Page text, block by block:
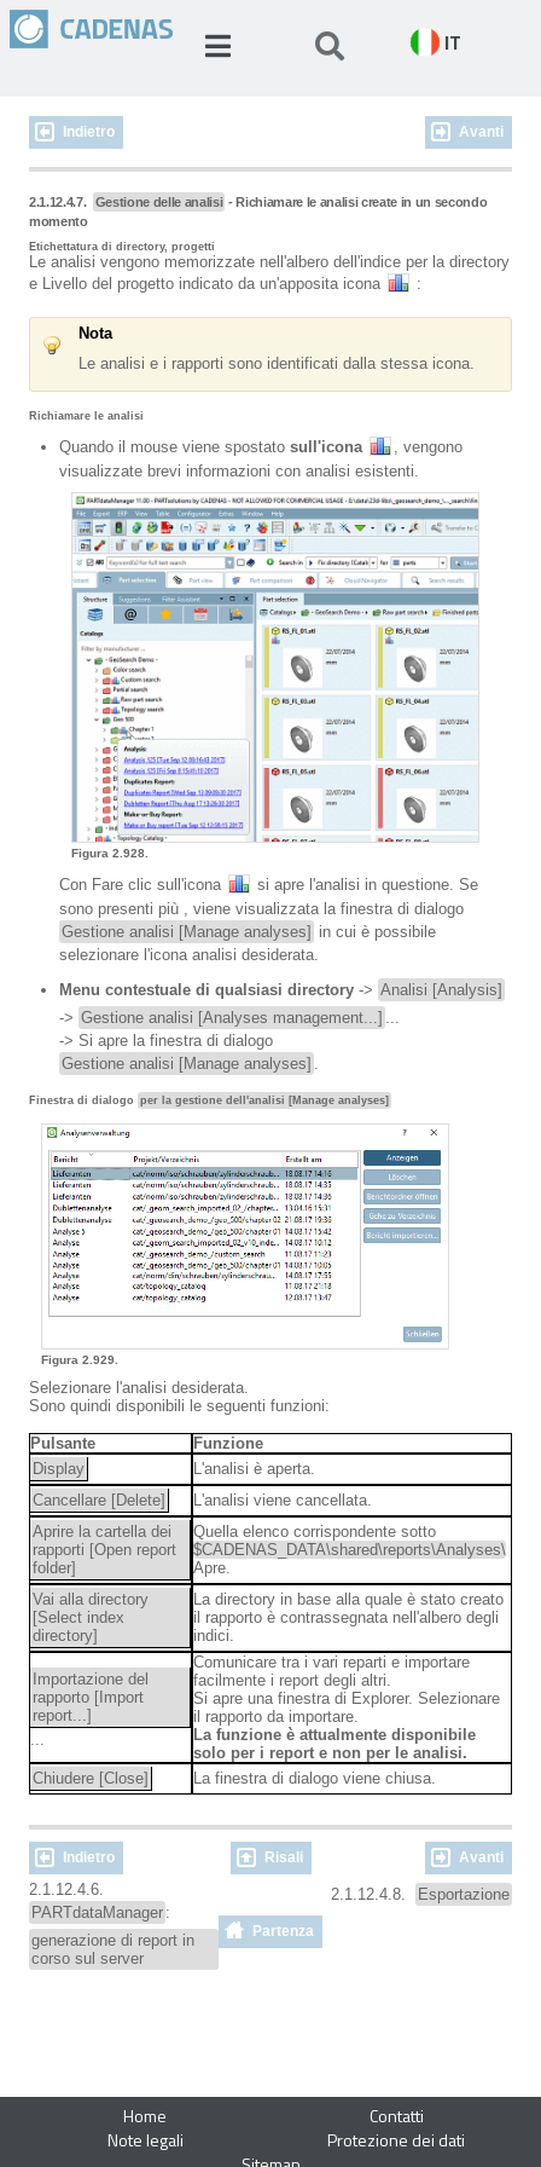
IT
Indietro Avanti
2.1.12.4.7. Gestione delle analisi - Richiamare le analisi create in un secondo
momento
Etichettatura di directory, progetti
Le analisi vengono memorizzate nell'albero dell'indice per la directory
e Livello del progetto indicato da un'apposita icona
:
Nota
Le analisi e i rapporti sono identificati dalla stessa icona.
Richiamare le analisi
Quando il mouse viene spostato sull'icona
, vengono
visualizzate brevi informazioni con analisi esistenti.
Figura 2.928.
Con Fare clic sull'icona
si apre l'analisi in questione. Se
sono presenti più , viene visualizzata la finestra di dialogo
Gestione analisi [Manage analyses] in cui è possibile
selezionare l'icona analisi desiderata.
Menu contestuale di qualsiasi directory -> Analisi [Analysis]
-> Gestione analisi [Analyses management...]
-> Si apre la finestra di dialogo
Gestione analisi [Manage analyses]
Finestra di dialogo per la gestione dell'analisi [Manage analyses]
Figura 2.929.
Selezionare l'analisi desiderata.
Sono quindi disponibili le seguenti funzioni:
Pulsante
Funzione
Display
L'analisi è aperta.
Cancellare [Delete]
L'analisi viene cancellata.
Aprire la cartella dei
rapporti [Open report
folder]
Quella elenco corrispondente sotto
$CADENAS_DATA\shared\reports\Analyses\
Apre.
Vai alla directory
[Select index
directory]
La directory in base alla quale è stato creato
il rapporto è contrassegnata nell'albero degli
indici.
Importazione del
rapporto [Import
report...]
Comunicare tra i vari reparti e importare
facilmente i report degli altri.
Si apre una finestra di Explorer. Selezionare
il rapporto da importare.
La funzione è attualmente disponibile
solo per i report e non per le analisi.
Chiudere [Close]
La finestra di dialogo viene chiusa.
Indietro Risali Avanti
2.1.12.4.6.
PARTdataManager :
generazione di report in
corso sul server
Partenza
2.1.12.4.8. Esportazione
Home
Contatti
Note legali
Protezione dei dati